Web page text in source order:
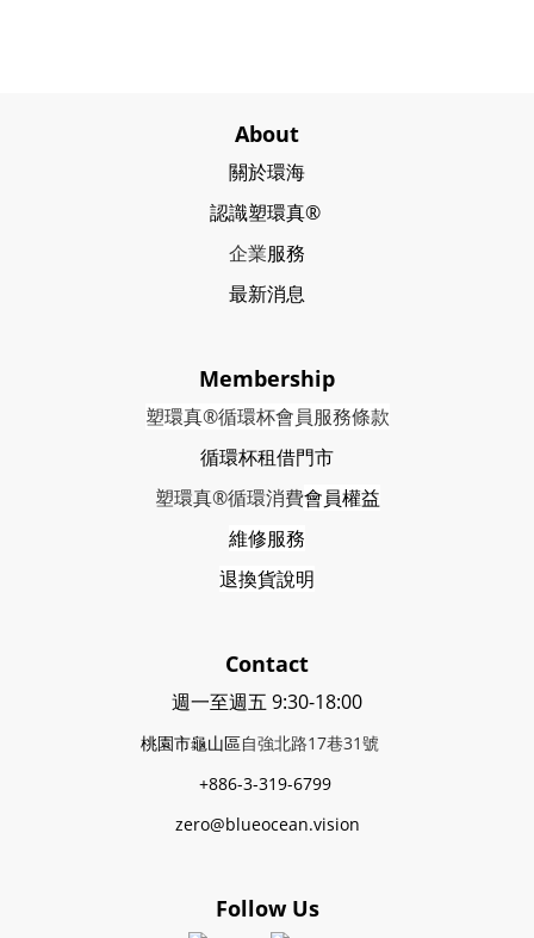
About
關於環海
認識塑環真®
企業服務
最新消息
Membership
塑環真®循環杯會員服務條款
循環杯租借門市
塑環真®循環消費會員權益
維修服務
退換貨說明
Contact
週一至週五 9:30-18:00
桃園市龜山區自強北路17巷31號
+886-3-319-6799
zero@blueocean.vision
Follow Us